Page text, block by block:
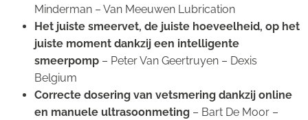
Minderman – Van Meeuwen Lubrication
Het juiste smeervet, de juiste hoeveelheid, op het
juiste moment dankzij een intelligente
smeerpomp – Peter Van Geertruyen – Dexis
Belgium
Correcte dosering van vetsmering dankzij online
en manuele ultrasoonmeting – Bart De Moor –